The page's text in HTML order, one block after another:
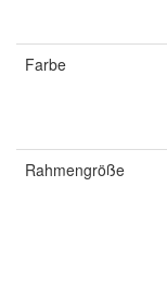
Farbe
Rahmengröße